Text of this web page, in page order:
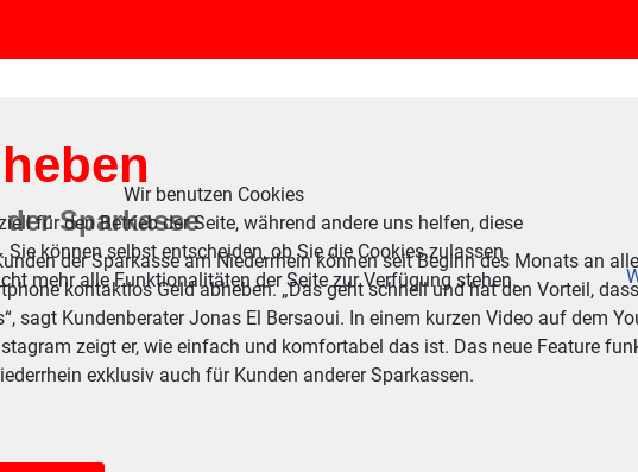
Sparkasse
der Sparkasse am Niederrhein können seit Beginn des Monats an
kontaktlos Geld abheben. „Das geht schnell und hat den Vorteil,
sagt Kundenberater Jonas El Bersaoui. In einem kurzen Video auf dem
zeigt er, wie einfach und komfortabel das ist. Das neue Feature
exklusiv auch für Kunden anderer Sparkassen.
Wir benutzen Cookies
für den Betrieb der Seite, während andere uns helfen, diese
können selbst entscheiden, ob Sie die Cookies zulassen
mehr alle Funktionalitäten der Seite zur Verfügung stehen.